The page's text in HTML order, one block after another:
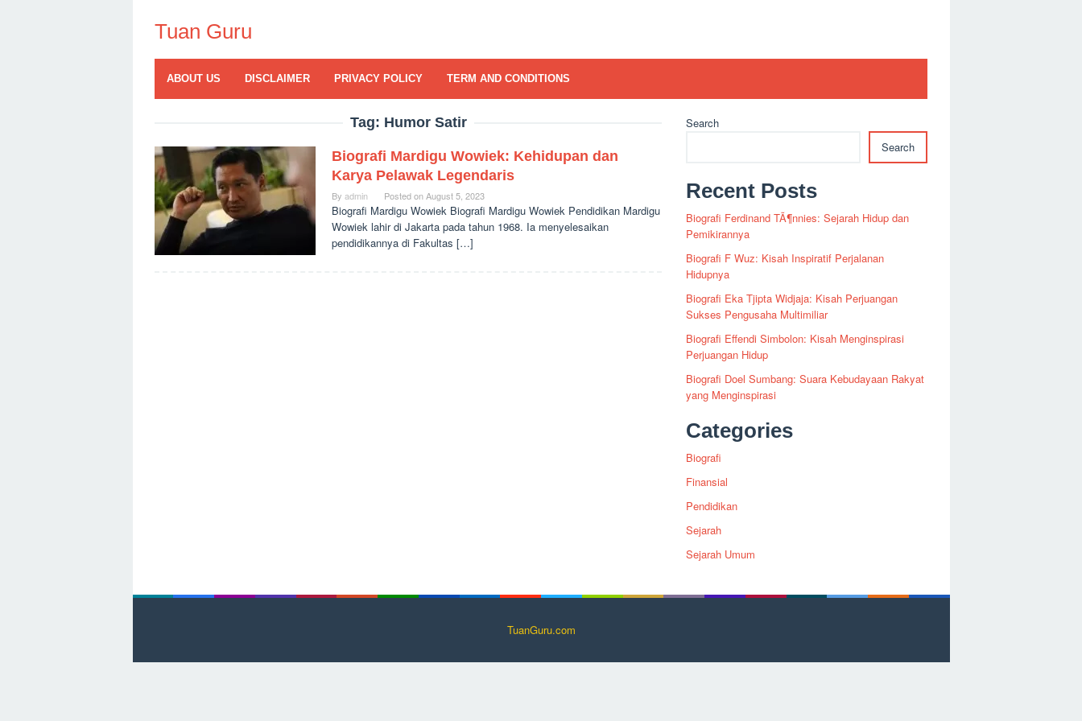
contentTuan Guru
ABOUT US DISCLAIMER PRIVACY POLICY TERM AND CONDITIONS
Tag: Humor Satir
Biografi Mardigu Wowiek: Kehidupan dan
Karya Pelawak Legendaris
By admin Posted onAugust 5, 2023
Biografi Mardigu Wowiek Biografi Mardigu Wowiek Pendidikan Mardigu
Wowiek lahir di Jakarta pada tahun 1968. Ia menyelesaikan
pendidikannya di Fakultas […]
Search
Search
Recent Posts
Biografi Ferdinand TÃ¶nnies: Sejarah Hidup dan
Pemikirannya
Biografi F Wuz: Kisah Inspiratif Perjalanan
Hidupnya
Biografi Eka Tjipta Widjaja: Kisah Perjuangan
Sukses Pengusaha Multimiliar
Biografi Effendi Simbolon: Kisah Menginspirasi
Perjuangan Hidup
Biografi Doel Sumbang: Suara Kebudayaan Rakyat
yang Menginspirasi
Categories
Biografi
Finansial
Pendidikan
Sejarah
Sejarah Umum
TuanGuru.com